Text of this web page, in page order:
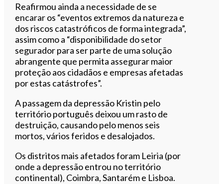
Reafirmou ainda a necessidade de se
encarar os “eventos extremos da natureza e
dos riscos catastróficos de forma integrada”,
assim como a “disponibilidade do setor
segurador para ser parte de uma solução
abrangente que permita assegurar maior
proteção aos cidadãos e empresas afetadas
por estas catástrofes”.
A passagem da depressão Kristin pelo
território português deixou um rasto de
destruição, causando pelo menos seis
mortos, vários feridos e desalojados.
Os distritos mais afetados foram Leiria (por
onde a depressão entrou no território
continental), Coimbra, Santarém e Lisboa.